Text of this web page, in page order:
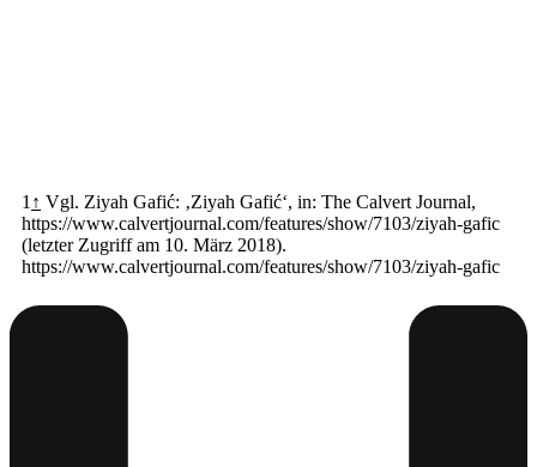
1 ↑ Vgl. Ziyah Gafić: ‚Ziyah Gafić‘, in: The Calvert Journal,
https://www.calvertjournal.com/features/show/7103/ziyah-gafic
(letzter Zugriff am 10. März 2018).
https://www.calvertjournal.com/features/show/7103/ziyah-gafic